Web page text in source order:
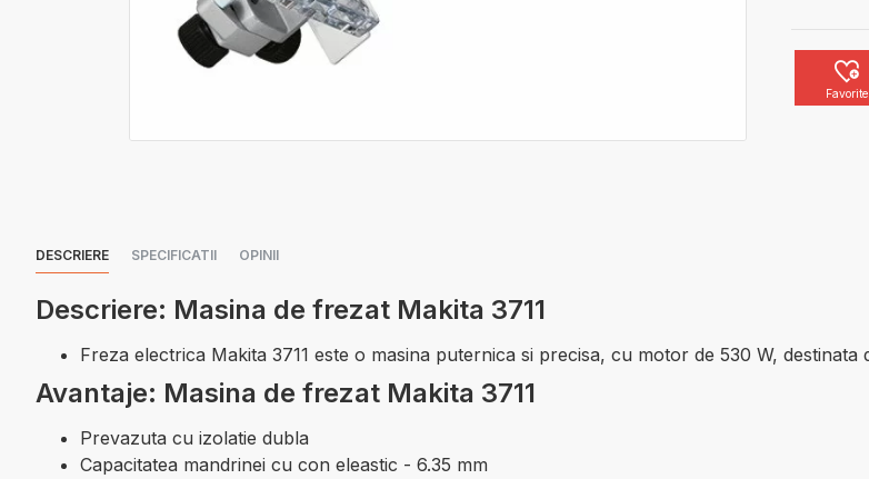
Favorite
DESCRIERE SPECIFICATII OPINII
Descriere: Masina de frezat Makita 3711
Freza electrica Makita 3711 este o masina puternica si precisa, cu motor de 530 W,
Avantaje: Masina de frezat Makita 3711
Prevazuta cu izolatie dubla
Capacitatea mandrinei cu con eleastic - 6.35 mm